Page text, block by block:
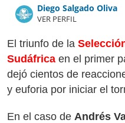
Diego Salgado Oliva
VER PERFIL
El triunfo de la
Sudáfrica en el primer
dejó cientos de
y euforia por iniciar el
En el caso de Andrés